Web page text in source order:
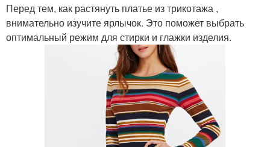
Перед тем, как растянуть платье из трикотажа ,
внимательно изучите ярлычок. Это поможет выбрать
оптимальный режим для стирки и глажки изделия.